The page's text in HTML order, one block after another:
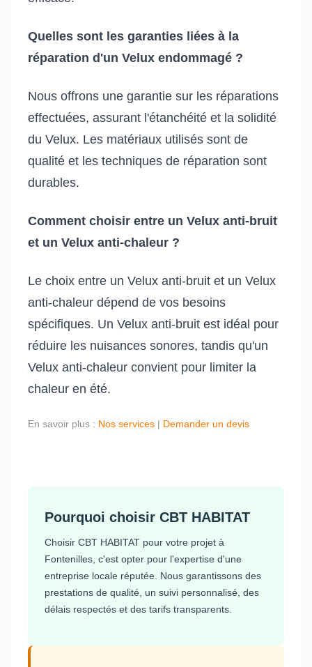
Quelles sont les garanties liées à la
réparation d'un Velux endommagé ?
Nous offrons une garantie sur les réparations
effectuées, assurant l'étanchéité et la solidité
du Velux. Les matériaux utilisés sont de
qualité et les techniques de réparation sont
durables.
Comment choisir entre un Velux anti-bruit
et un Velux anti-chaleur ?
Le choix entre un Velux anti-bruit et un Velux
anti-chaleur dépend de vos besoins
spécifiques. Un Velux anti-bruit est idéal pour
réduire les nuisances sonores, tandis qu'un
Velux anti-chaleur convient pour limiter la
chaleur en été.
En savoir plus : Nos services | Demander un devis
Pourquoi choisir CBT HABITAT
Choisir CBT HABITAT pour votre projet à
Fontenilles, c'est opter pour l'expertise d'une
entreprise locale réputée. Nous garantissons des
prestations de qualité, un suivi personnalisé, des
délais respectés et des tarifs transparents.